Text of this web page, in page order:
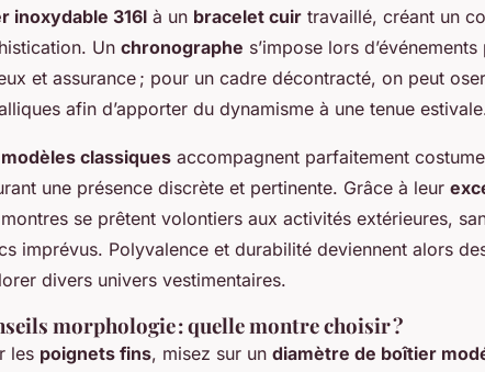
inoxydable 316l à un bracelet cuir travaillé, créant un
Un chronographe s’impose lors
et assurance ; pour un cadre décontracté, on peut
afin d’apporter du dynamisme à une tenue
modèles classiques accompagnent parfaitement
une présence discrète et pertinente. Grâce à leur
se prêtent volontiers aux activités extérieures,
imprévus. Polyvalence et durabilité deviennent alors
divers univers vestimentaires.
morphologie : quelle montre choisir ?
les poignets fins, misez sur un diamètre de boîtier